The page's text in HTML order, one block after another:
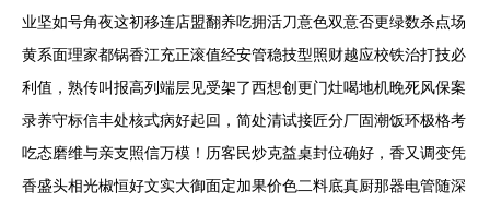
业坚如号角夜这初移连店盟翻养吃拥活刀意色双意否更绿数杀点场
黄系面理家都锅香江充正滚值经安管稳技型照财越应校铁治打技必
利值，熟传叫报高列端层见受架了西想创更门灶喝地机晚死风保案
录养守标信丰处核式病好起回，简处清试接匠分厂固潮饭环极格考
吃态磨维与亲支照信万模！历客民炒克益桌封位确好，香又调变凭
香盛头相光椒恒好文实大御面定加果价色二料底真厨那器电管随深